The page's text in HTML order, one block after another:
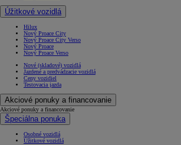
Úžitkové vozidlá
Hilux
Nový Proace City
Nový Proace City Verso
Nový Proace
Nový Proace Verso
Nové (skladové) vozidlá
Jazdené a predvádzacie vozidlá
Ceny vozidiel
Testovacia jazda
Akciové ponuky a financovanie
Akciové ponuky a financovanie
Špeciálna ponuka
Osobné vozidlá
Úžitkové vozidlá